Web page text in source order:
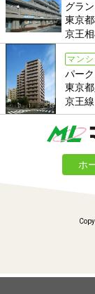
グラ
東京
京王
マン
パー
東京
京王
ホ